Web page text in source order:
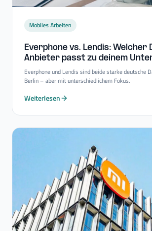
Mobiles Arbeiten
Everphone vs. Lendis: Welcher
Anbieter passt zu deinem
Everphone und Lendis sind beide starke deutsche
Berlin – aber mit unterschiedlichem Fokus.
Weiterlesen